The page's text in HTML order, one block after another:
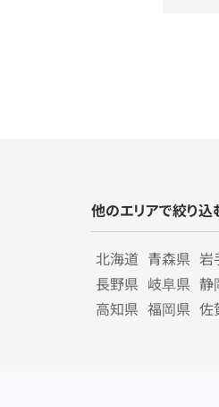
他のエリアで絞り込
北海道 青森県 岩
長野県 岐阜県 静
高知県 福岡県 佐